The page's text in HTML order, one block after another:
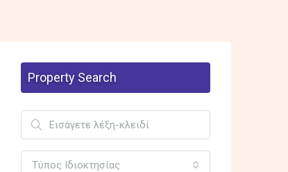
Property Search
Τύπος Ιδιοκτησίας